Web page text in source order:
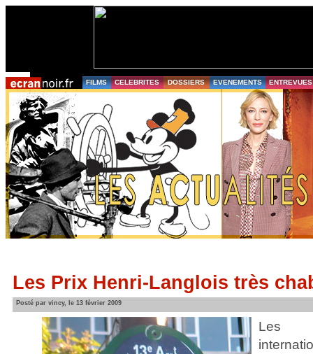
FILMS CELEBRITES DOSSIERS EVENEMENTS ENTREVUES
Les Prix Henri-Langlois très
Posté par vincy, le 13 février 2009
Les